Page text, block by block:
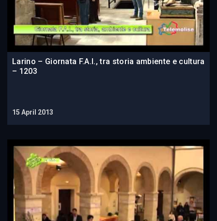
Larino – Giornata F.A.I., tra storia ambiente e cultura
– 1203
15 April 2013